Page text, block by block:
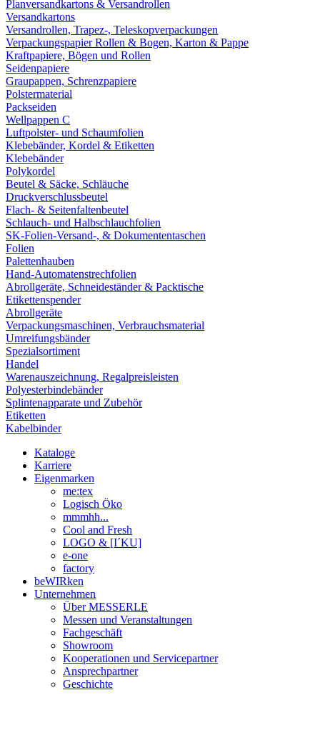
Planversandkartons & Versandrollen
Versandkartons
Versandrollen, Trapez-, Teleskopverpackungen
Verpackungspapier Rollen & Bogen, Karton & Pappe
Kraftpapiere, Bögen und Rollen
Seidenpapiere
Graupappen, Schrenzpapiere
Polstermaterial
Packseiden
Wellpappen C
Luftpolster- und Schaumfolien
Klebebänder, Kordel & Etiketten
Klebebänder
Polykordel
Beutel & Säcke, Schläuche
Druckverschlussbeutel
Flach- & Seitenfaltenbeutel
Schlauch- und Halbschlauchfolien
SK-Folien-Versand-, & Dokumententaschen
Folien
Palettenhauben
Hand-Automatenstrechfolien
Abrollgeräte, Schneideständer & Packtische
Etikettenspender
Abrollgeräte
Verpackungsmaschinen, Verbrauchsmaterial
Umreifungsbänder
Spezialsortiment
Handel
Warenauszeichnung, Regalpreisleisten
Polyesterbindebänder
Splintenapparate und Zubehör
Etiketten
Kabelbinder
Kataloge
Karriere
Eigenmarken
me:tex
Logisch Öko
mmmhh...
Cool and Fresh
LOGO & [I´KU]
e-one
factory
beWIRken
Unternehmen
Über MESSERLE
Messen und Veranstaltungen
Fachgeschäft
Showroom
Kooperationen und Servicepartner
Ansprechpartner
Geschichte